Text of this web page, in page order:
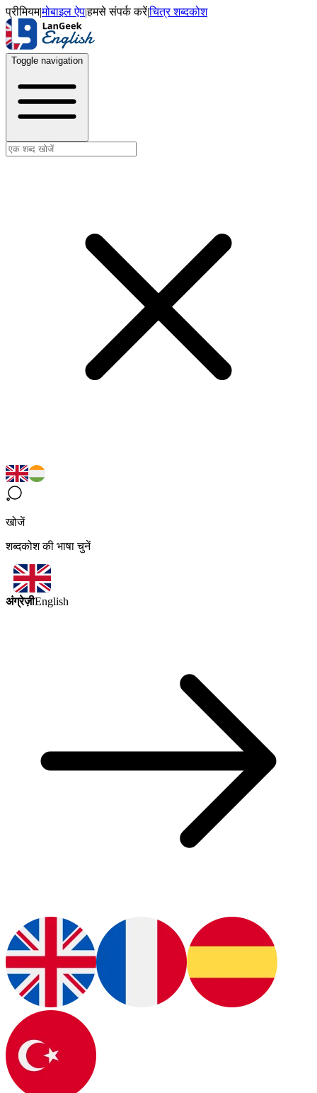
प्रीमियम|मोबाइल ऐप|हमसे संपर्क करें|चित्र शब्दकोश
Toggle navigation
खोजें
शब्दकोश की भाषा चुनें
अंग्रेज़ीEnglish